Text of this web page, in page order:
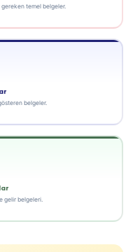
gereken temel belgeler.
belgeler.
gelir belgeleri.